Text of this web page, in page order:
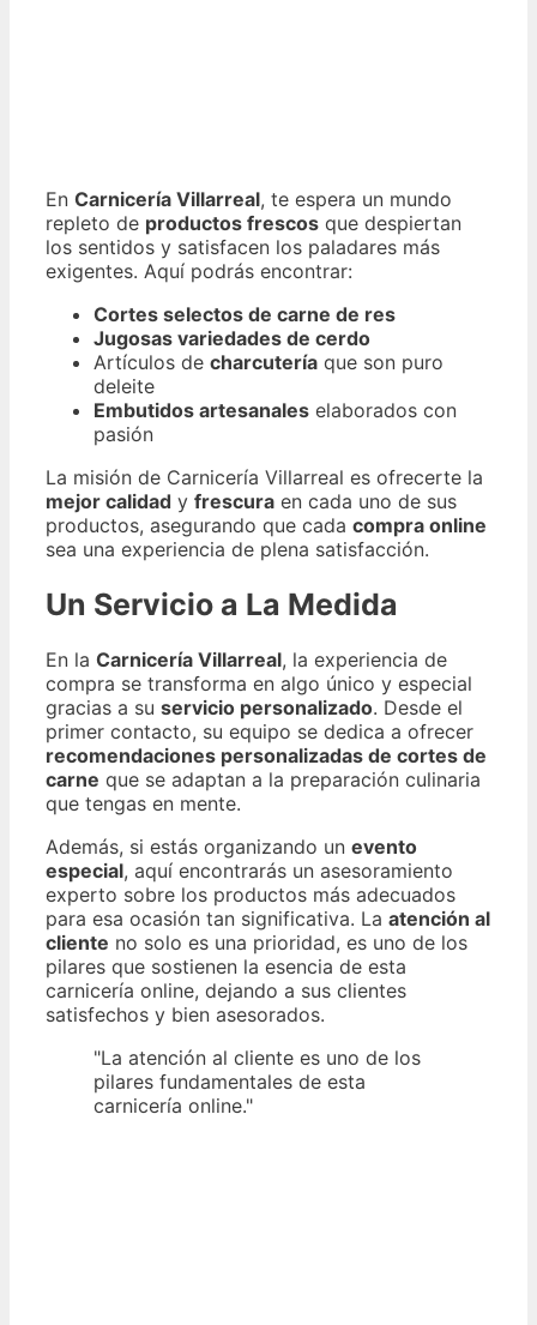
En Carnicería Villarreal, te espera un mundo
repleto de productos frescos que despiertan
los sentidos y satisfacen los paladares más
exigentes. Aquí podrás encontrar:
Cortes selectos de carne de res
Jugosas variedades de cerdo
Artículos de charcutería que son puro
deleite
Embutidos artesanales elaborados con
pasión
La misión de Carnicería Villarreal es ofrecerte la
mejor calidad y frescura en cada uno de sus
productos, asegurando que cada compra online
sea una experiencia de plena satisfacción.
Un Servicio a La Medida
En la Carnicería Villarreal, la experiencia de
compra se transforma en algo único y especial
gracias a su servicio personalizado. Desde el
primer contacto, su equipo se dedica a ofrecer
recomendaciones personalizadas de cortes de
carne que se adaptan a la preparación culinaria
que tengas en mente.
Además, si estás organizando un evento
especial, aquí encontrarás un asesoramiento
experto sobre los productos más adecuados
para esa ocasión tan significativa. La atención al
cliente no solo es una prioridad, es uno de los
pilares que sostienen la esencia de esta
carnicería online, dejando a sus clientes
satisfechos y bien asesorados.
"La atención al cliente es uno de los
pilares fundamentales de esta
carnicería online."